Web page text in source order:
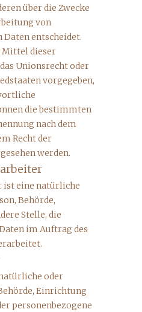
über die Zwecke
von
Daten entscheidet.
Mittel dieser
Unionsrecht oder
vorgegeben,
die bestimmten
nach dem
Recht der
werden.
eine natürliche
Behörde,
Stelle, die
im Auftrag des
oder
Einrichtung
personenbezogene